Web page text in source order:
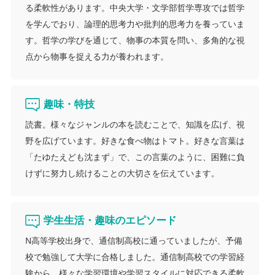
る柔軟性があります。中央大学・文学部哲学専攻では哲学
を学んでおり、論理的思考力や批判的思考力を養っていま
す。哲学の学びを通じて、物事の本質を問い、多角的な視
点から物事を捉える力が養われます。
趣味・特技
読書。様々なジャンルの本を読むことで、知識を広げ、視
野を広げています。好きな食べ物はトマト。好きな言葉は
「たゆたえども沈まず」で、この言葉のように、困難に負
けずに努力し続けることの大切さを伝えています。
学生生活・趣味のエピソード
N高等学校出身で、通信制高校に通っていましたが、予備
校で勉強して大学に合格しました。通信制高校での学習経